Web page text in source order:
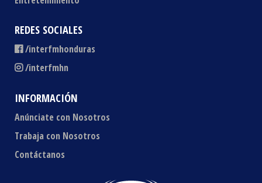
REDES SOCIALES
/interfmhonduras
/interfmhn
INFORMACIÓN
Anúnciate con Nosotros
Trabaja con Nosotros
Contáctanos